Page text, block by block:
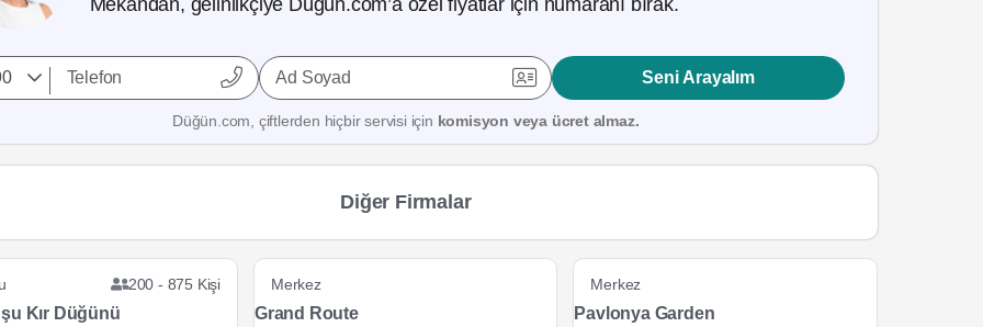
Ad Soyad Seni Arayalım
Düğün.com, çiftlerden hiçbir servisi için komisyon veya ücret almaz.
Diğer Firmalar
200 - 875 Kişi
Kır Düğünü
Merkez
Grand Route
Merkez
Pavlonya Garden